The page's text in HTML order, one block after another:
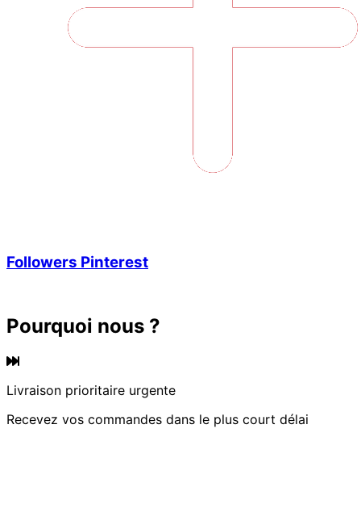
Followers Pinterest
Pourquoi nous ?
Livraison prioritaire urgente
Recevez vos commandes dans le plus court délai